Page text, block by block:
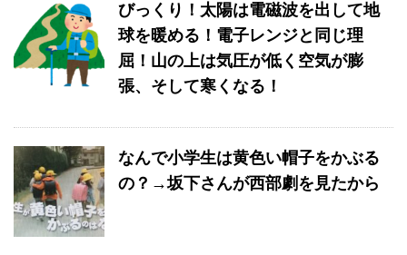
びっくり！太陽は電磁波を出して地
球を暖める！電子レンジと同じ理
屈！山の上は気圧が低く空気が膨
張、そして寒くなる！
なんで小学生は黄色い帽子をかぶる
の？→坂下さんが西部劇を見たから